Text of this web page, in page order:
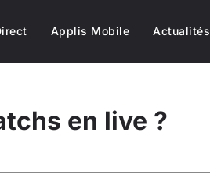
Applis Mobile Actualités
en live ?